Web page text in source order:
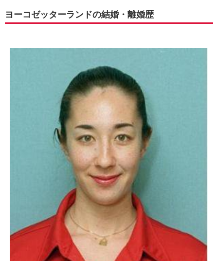
ヨーコゼッターランドの結婚・離婚歴